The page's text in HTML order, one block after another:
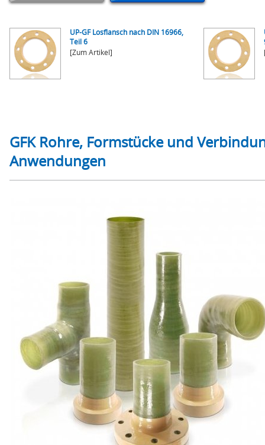
UP-GF Losflansch nach DIN 16966,
Teil 6
[Zum Artikel]
GFK Rohre, Formstücke und
Anwendungen